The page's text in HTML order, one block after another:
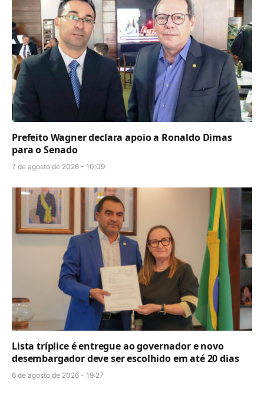
Prefeito Wagner declara apoio a Ronaldo Dimas
para o Senado
7 de agosto de 2026 - 10:09
Lista tríplice é entregue ao governador e novo
desembargador deve ser escolhido em até 20 dias
6 de agosto de 2026 - 19:27